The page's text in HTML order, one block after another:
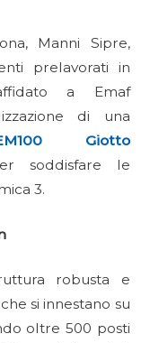
Manni Sipre,
prelavorati in
a Emaf
di una
Giotto
soddisfare le
3.
robusta e
si innestano su
oltre 500 posti